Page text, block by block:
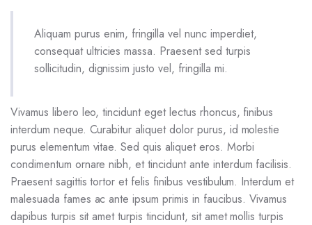
Aliquam purus enim, fringilla vel nunc imperdiet,
consequat ultricies massa. Praesent sed turpis
sollicitudin, dignissim justo vel, fringilla mi.
Vivamus libero leo, tincidunt eget lectus rhoncus, finibus
interdum neque. Curabitur aliquet dolor purus, id molestie
purus elementum vitae. Sed quis aliquet eros. Morbi
condimentum ornare nibh, et tincidunt ante interdum facilisis.
Praesent sagittis tortor et felis finibus vestibulum. Interdum et
malesuada fames ac ante ipsum primis in faucibus. Vivamus
dapibus turpis sit amet turpis tincidunt, sit amet mollis turpis